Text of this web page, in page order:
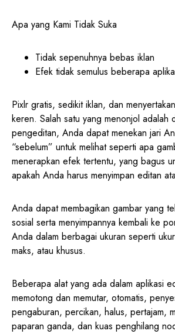
Apa yang Kami Tidak Suka
Tidak sepenuhnya bebas iklan
Efek tidak semulus beberapa
Pixlr gratis, sedikit iklan, dan
keren. Salah satu yang menonjol adalah
pengeditan, Anda dapat menekan jari
“sebelum” untuk melihat seperti apa
menerapkan efek tertentu, yang bagus
apakah Anda harus menyimpan editan
Anda dapat membagikan gambar yang
sosial serta menyimpannya kembali ke
Anda dalam berbagai ukuran seperti
maks, atau khusus.
Beberapa alat yang ada dalam aplikasi
memotong dan memutar, otomatis,
pengaburan, percikan, halus, pertajam,
paparan ganda, dan kuas penghilang